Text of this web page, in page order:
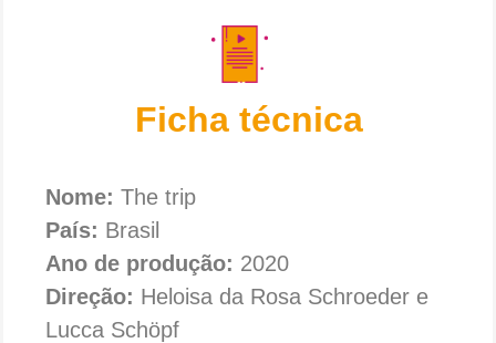
Ficha técnica
Nome: The trip
País: Brasil
Ano de produção: 2020
Direção: Heloisa da Rosa Schroeder e
Lucca Schöpf